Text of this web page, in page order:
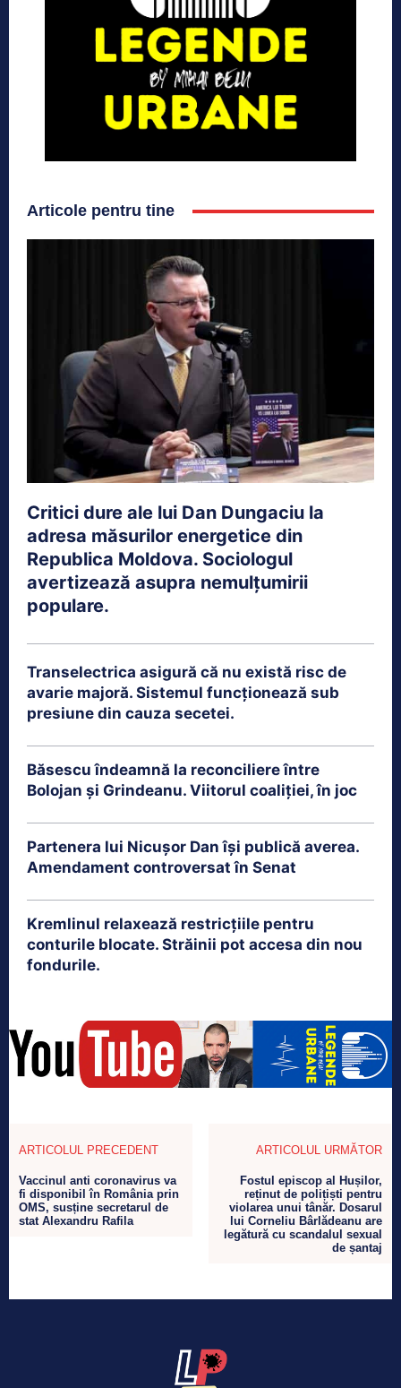
Articole pentru tine
Critici dure ale lui Dan Dungaciu la
adresa măsurilor energetice din
Republica Moldova. Sociologul
avertizează asupra nemulțumirii
populare.
Transelectrica asigură că nu există risc de
avarie majoră. Sistemul funcționează sub
presiune din cauza secetei.
Băsescu îndeamnă la reconciliere între
Bolojan și Grindeanu. Viitorul coaliției, în joc
Partenera lui Nicușor Dan își publică averea.
Amendament controversat în Senat
Kremlinul relaxează restricțiile pentru
conturile blocate. Străinii pot accesa din nou
fondurile.
ARTICOLUL PRECEDENT
Vaccinul anti coronavirus va
fi disponibil în România prin
OMS, susține secretarul de
stat Alexandru Rafila
ARTICOLUL URMĂTOR
Fostul episcop al Hușilor,
reținut de polițiști pentru
violarea unui tânăr. Dosarul
lui Corneliu Bârlădeanu are
legătură cu scandalul sexual
de șantaj